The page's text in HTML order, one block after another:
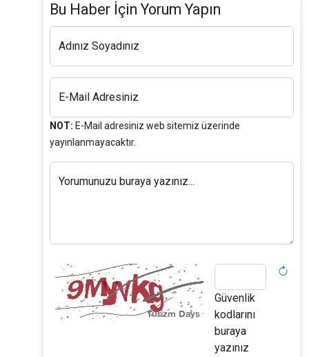
Bu Haber İçin Yorum Yapın
Adınız Soyadınız
E-Mail Adresiniz
NOT: E-Mail adresiniz web sitemiz üzerinde
yayınlanmayacaktır.
Yorumunuzu buraya yazınız...
Güvenlik
kodlarını
buraya
yazınız